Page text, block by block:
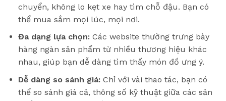
chuyển, không lo kẹt xe hay tìm chỗ đậu. Bạn có
thể mua sắm mọi lúc, mọi nơi.
Đa dạng lựa chọn:Các website thường trưng bày
hàng ngàn sản phẩm từ nhiều thương hiệu khác
nhau, giúp bạn dễ dàng tìm thấy món đồ ưng ý.
Dễ dàng so sánh giá:Chỉ với vài thao tác, bạn có
thể so sánh giá cả, thông số kỹ thuật giữa các sản